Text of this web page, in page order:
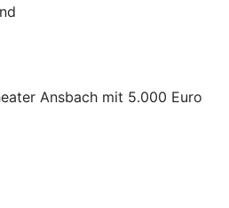
Ansbach mit 5.000 Euro